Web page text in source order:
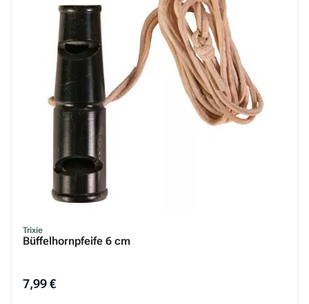
Trixie
Büffelhornpfeife 6 cm
7,99 €